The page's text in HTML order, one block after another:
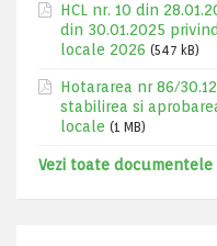
HCL nr. 10 din
din 30.01.2025
locale 2026 (547 kB)
Hotararea nr 86/
stabilirea si
locale (1 MB)
Vezi toate documentele